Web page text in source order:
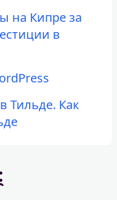
на Кипре за
в
Тильде. Как